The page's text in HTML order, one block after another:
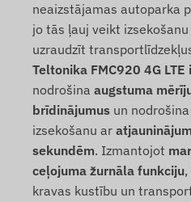
neaizstājamas autoparka
jo tās ļauj veikt
uzraudzīt
Teltonika FMC920 4G
nodrošina augstuma
brīdinājumus un
izsekošanu ar
sekundēm. Izmantojot
ceļojuma žurnāla funkciju
kravas kustību un